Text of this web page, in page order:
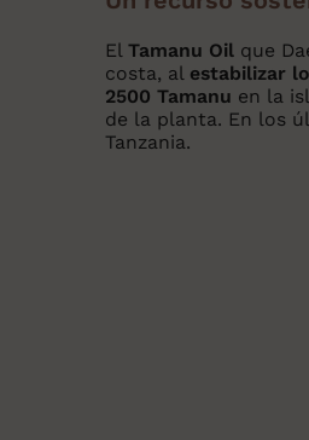
El Tamanu Oil que
costa, al estabilizar
2500 Tamanu en la
de la planta. En los
Tanzania.